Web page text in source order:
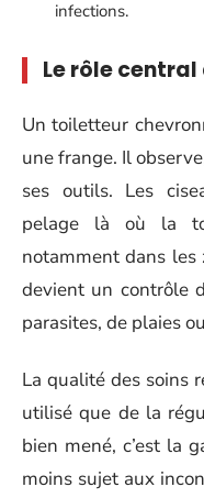
infections.
Le rôle
Un toiletteur
une frange. Il
ses outils. Les
pelage là où la
notamment dans les
devient un contrôle
parasites, de plaies
La qualité des soins
utilisé que de la
bien mené, c’est la
moins sujet aux